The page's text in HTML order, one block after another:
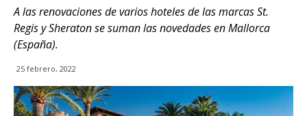
A las renovaciones de varios hoteles de las marcas St.
Regis y Sheraton se suman las novedades en Mallorca
(España).
25 febrero, 2022